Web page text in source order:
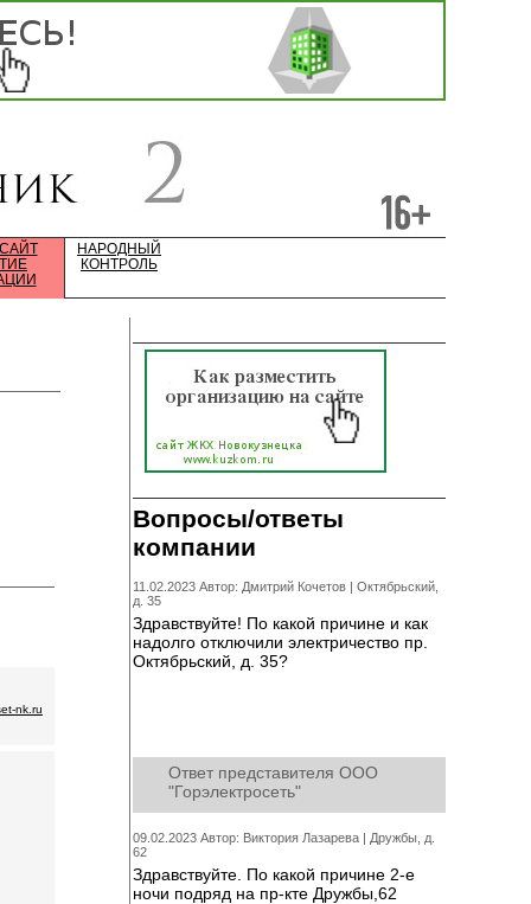
НАРОДНЫЙ
КОНТРОЛЬ
nk.ru
Вопросы/ответы
компании
11.02.2023 Автор: Дмитрий Кочетов | Октябрьский,
д. 35
Здравствуйте! По какой причине и как
надолго отключили электричество пр.
Октябрьский, д. 35?
Ответ представителя ООО
"Горэлектросеть"
09.02.2023 Автор: Виктория Лазарева | Дружбы, д.
62
Здравствуйте. По какой причине 2-е
ночи подряд на пр-кте Дружбы,62